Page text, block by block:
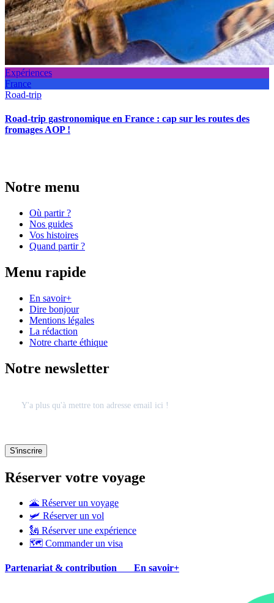
Expériences
France
Road-trip
Road-trip gastronomique en France : cap sur les routes des
fromages AOP !
Notre menu
Où partir ?
Nos guides
Vos histoires
Quand partir ?
Menu rapide
En savoir+
Dire bonjour
Mentions légales
La rédaction
Notre charte éthique
Notre newsletter
Réserver votre voyage
🌋 Réserver un voyage
🛩 Réserver un vol
🗽 Réserver une expérience
🗺 Commander un visa
Partenariat & contribution En savoir+